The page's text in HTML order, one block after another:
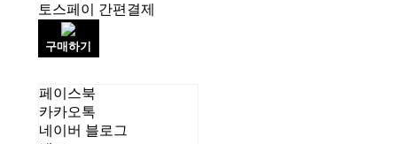
토스페이 간편결제
구매하기
페이스북
카카오톡
네이버 블로그